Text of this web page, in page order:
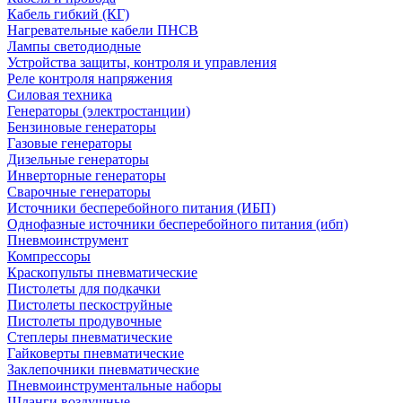
Кабель гибкий (КГ)
Нагревательные кабели ПНСВ
Лампы светодиодные
Устройства защиты, контроля и управления
Реле контроля напряжения
Силовая техника
Генераторы (электростанции)
Бензиновые генераторы
Газовые генераторы
Дизельные генераторы
Инверторные генераторы
Сварочные генераторы
Источники бесперебойного питания (ИБП)
Однофазные источники бесперебойного питания (ибп)
Пневмоинструмент
Компрессоры
Краскопульты пневматические
Пистолеты для подкачки
Пистолеты пескоструйные
Пистолеты продувочные
Степлеры пневматические
Гайковерты пневматические
Заклепочники пневматические
Пневмоинструментальные наборы